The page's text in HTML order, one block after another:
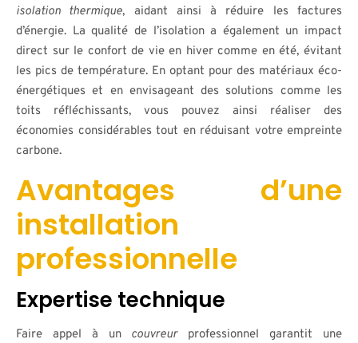
isolation thermique, aidant ainsi à réduire les factures
d’énergie. La qualité de l’isolation a également un impact
direct sur le confort de vie en hiver comme en été, évitant
les pics de température. En optant pour des matériaux éco-
énergétiques et en envisageant des solutions comme les
toits réfléchissants, vous pouvez ainsi réaliser des
économies considérables tout en réduisant votre empreinte
carbone.
Avantages d’une
installation
professionnelle
Expertise technique
Faire appel à un couvreurprofessionnel garantit une